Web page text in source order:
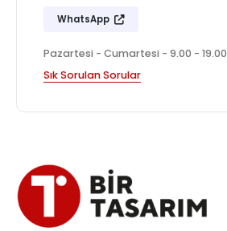
WhatsApp
Pazartesi - Cumartesi - 9.00 - 19.00
Sık Sorulan Sorular